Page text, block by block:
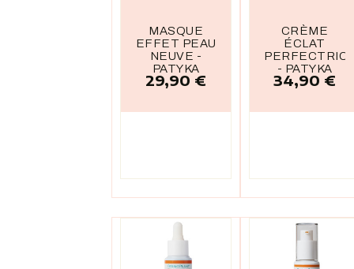
MASQUE
EFFET PEAU
NEUVE -
PATYKA
Prix
29,90 €
CRÈME
ÉCLAT
- PATYKA
Prix
34,90 €